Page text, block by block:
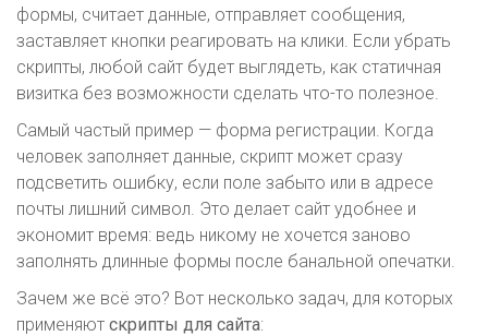
формы, считает данные, отправляет сообщения,
заставляет кнопки реагировать на клики. Если убрать
скрипты, любой сайт будет выглядеть, как статичная
визитка без возможности сделать что-то полезное.
Самый частый пример — форма регистрации. Когда
человек заполняет данные, скрипт может сразу
подсветить ошибку, если поле забыто или в адресе
почты лишний символ. Это делает сайт удобнее и
экономит время: ведь никому не хочется заново
заполнять длинные формы после банальной опечатки.
Зачем же всё это? Вот несколько задач, для которых
применяют скрипты для сайта: